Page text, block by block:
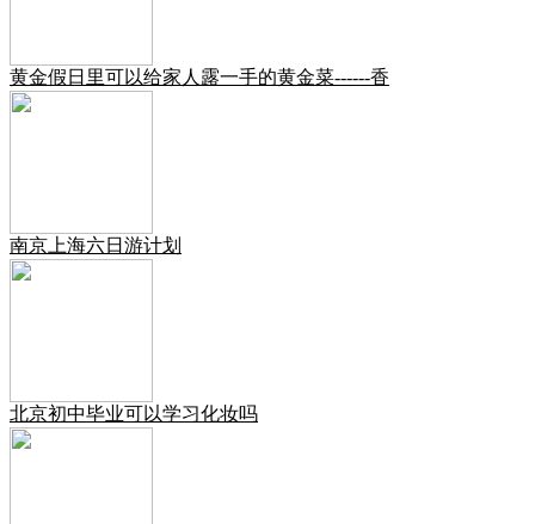
黄金假日里可以给家人露一手的黄金菜------香
南京上海六日游计划
北京初中毕业可以学习化妆吗